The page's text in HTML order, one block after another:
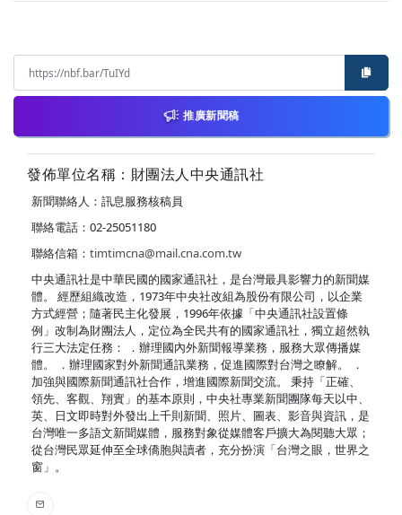
推廣新聞稿
發佈單位名稱：財團法人中央通訊社
新聞聯絡人：訊息服務核稿員
聯絡電話：02-25051180
聯絡信箱： timtimcna@mail.cna.com.tw
中央通訊社是中華民國的國家通訊社，是台灣最具影響力的新聞媒
體。 經歷組織改造，1973年中央社改組為股份有限公司，以企業
方式經營；隨著民主化發展，1996年依據「中央通訊社設置條
例」改制為財團法人，定位為全民共有的國家通訊社，獨立超然執
行三大法定任務： ．辦理國內外新聞報導業務，服務大眾傳播媒
體。 ．辦理國家對外新聞通訊業務，促進國際對台灣之瞭解。 ．
加強與國際新聞通訊社合作，增進國際新聞交流。 秉持「正確、
領先、客觀、翔實」的基本原則，中央社專業新聞團隊每天以中、
英、日文即時對外發出上千則新聞、照片、圖表、影音與資訊，是
台灣唯一多語文新聞媒體，服務對象從媒體客戶擴大為閱聽大眾；
從台灣民眾延伸至全球僑胞與讀者，充分扮演「台灣之眼，世界之
窗」。